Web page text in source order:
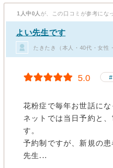
1人中0人 が、この口コミが参考にな
よい先生です
たきたき（本人・40代・女性
5.0
花粉症で毎年お世話にな
ネットでは当日予約と
す。
予約制ですが、新規の
先生...